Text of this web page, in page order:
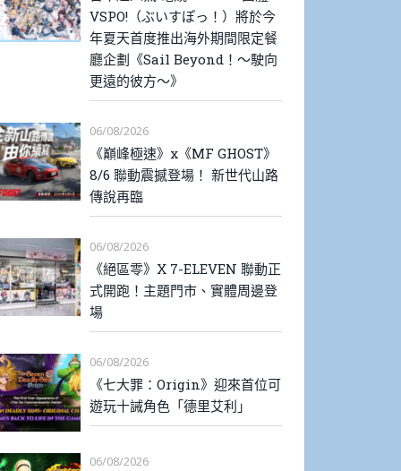
VSPO!（ぶいすぽっ！）將於今
年夏天首度推出海外期間限定餐
廳企劃《Sail Beyond！～駛向
更遠的彼方～》
06/08/2026
《巔峰極速》x《MF GHOST》
8/6 聯動震撼登場！ 新世代山路
傳說再臨
06/08/2026
《絕區零》X 7-ELEVEN 聯動正
式開跑！主題門市、實體周邊登
場
06/08/2026
《七大罪：Origin》迎來首位可
遊玩十誡角色「德里艾利」
06/08/2026